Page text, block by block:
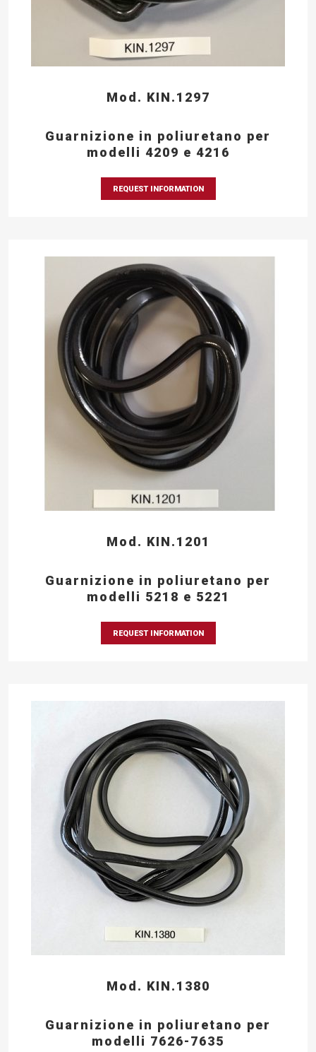
Mod. KIN.1297
Guarnizione in poliuretano per
modelli 4209 e 4216
REQUEST INFORMATION
Mod. KIN.1201
Guarnizione in poliuretano per
modelli 5218 e 5221
REQUEST INFORMATION
Mod. KIN.1380
Guarnizione in poliuretano per
modelli 7626-7635